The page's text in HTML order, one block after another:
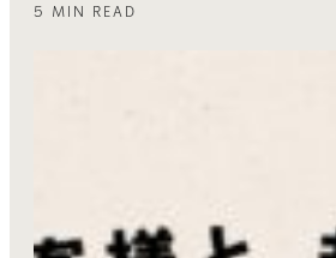
5 MIN READ